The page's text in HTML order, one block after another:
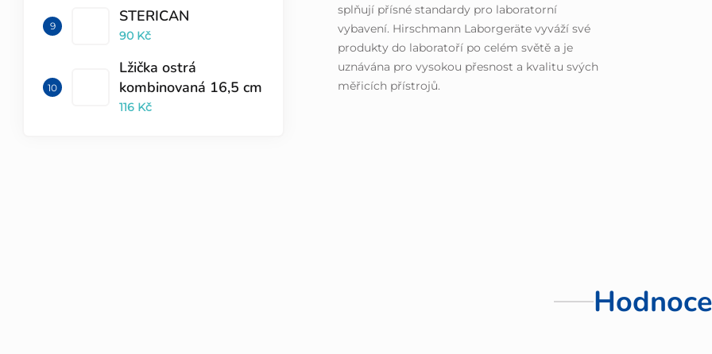
STERICAN
90 Kč
Lžička ostrá
kombinovaná 16,5 cm
116 Kč
splňují přísné standardy pro laboratorní
vybavení. Hirschmann Laborgeräte vyváží své
produkty do laboratoří po celém světě a je
uznávána pro vysokou přesnost a kvalitu svých
měřicích přístrojů.